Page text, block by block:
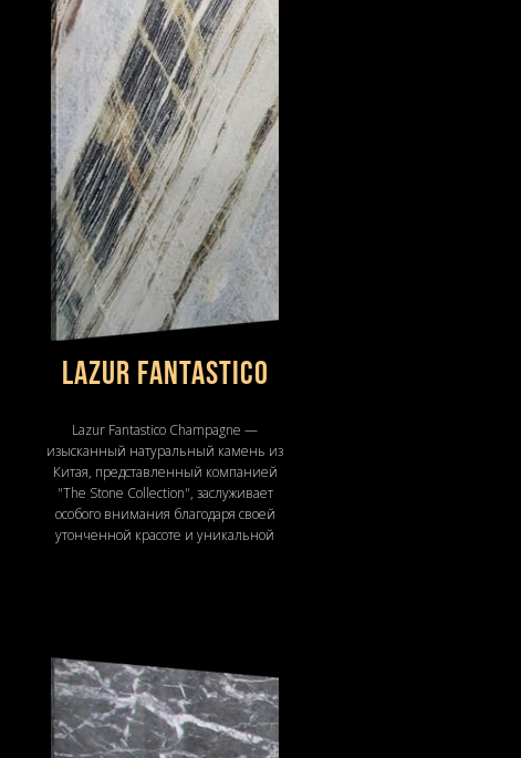
Lazur Fantastico
Lazur Fantastico Champagne —
изысканный натуральный камень из
Китая, представленный компанией
"The Stone Collection", заслуживает
особого внимания благодаря своей
утонченной красоте и уникальной